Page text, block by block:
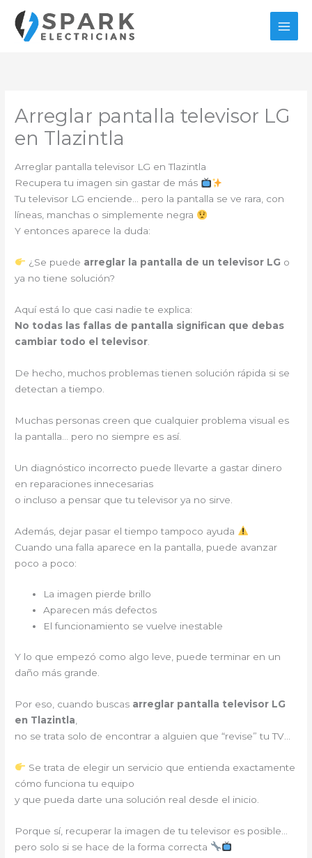
contenido
Arreglar pantalla televisor LG
en Tlazintla
Arreglar pantalla televisor LG en Tlazintla
Recupera tu imagen sin gastar de más
Tu televisor LG enciende… pero la pantalla se ve rara, con
líneas, manchas o simplemente negra
Y entonces aparece la duda:
¿Se puede arreglar la pantalla de un televisor LG o
ya no tiene solución?
Aquí está lo que casi nadie te explica:
No todas las fallas de pantalla significan que debas
cambiar todo el televisor
De hecho, muchos problemas tienen solución rápida si se
detectan a tiempo.
Muchas personas creen que cualquier problema visual es
la pantalla… pero no siempre es así.
Un diagnóstico incorrecto puede llevarte a gastar dinero
en reparaciones innecesarias
o incluso a pensar que tu televisor ya no sirve.
Además, dejar pasar el tiempo tampoco ayuda
Cuando una falla aparece en la pantalla, puede avanzar
poco a poco:
La imagen pierde brillo
Aparecen más defectos
El funcionamiento se vuelve inestable
Y lo que empezó como algo leve, puede terminar en un
daño más grande.
Por eso, cuando buscas arreglar pantalla televisor LG
en Tlazintla
no se trata solo de encontrar a alguien que “revise” tu TV…
Se trata de elegir un servicio que entienda exactamente
cómo funciona tu equipo
y que pueda darte una solución real desde el inicio.
Porque sí, recuperar la imagen de tu televisor es posible…
pero solo si se hace de la forma correcta